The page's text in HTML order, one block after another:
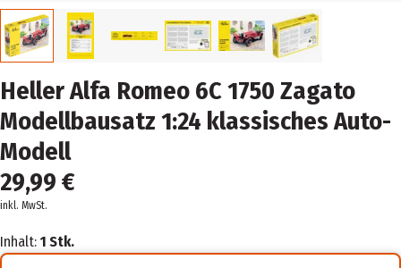
Heller Alfa Romeo 6C 1750 Zagato
Modellbausatz 1:24 klassisches Auto-
Modell
29,99 €
inkl. MwSt.
Inhalt: 1 Stk.